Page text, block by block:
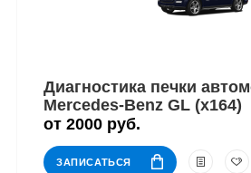
Диагностика печки
Mercedes-Benz GL (x164)
от 2000 руб.
ЗАПИСАТЬСЯ